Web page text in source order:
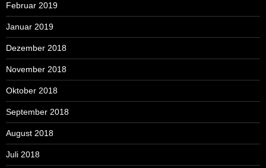
Februar 2019
Januar 2019
Dezember 2018
November 2018
Oktober 2018
September 2018
August 2018
Juli 2018